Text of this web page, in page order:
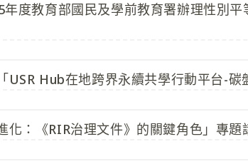
度教育部國民及學前教育署辦理性別
USR Hub在地跨界永續共學行動平台-碳
化：《RIR治理文件》的關鍵角色」專題